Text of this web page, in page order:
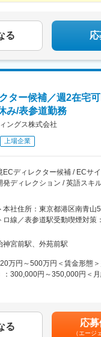
る
ター候補／週2在宅
み/表参道勤務
ングス株式会社
上場企業
ECディレクター候補 / ECサ
発ディレクション / 英語スキ
ユース業界トップクラス企業※
万セッション以上」「EC・
ンド・ブランドショップ『
越境ECサービス「ALLU
は立ち上げから間もないグロ
機能追加を進めている段階
下記業務をお任せ致します。
本社住所：東京都港区南青山
ロ線／表参道駅受動喫煙対策
定める事業所（リモートワー
神宮前駅、外苑前駅
万円～500万円＜賃金形態
：300,000円～350,000円＜
あり、選考を通じて上下する
定手当を含めた表記です。
る 応
（エージ